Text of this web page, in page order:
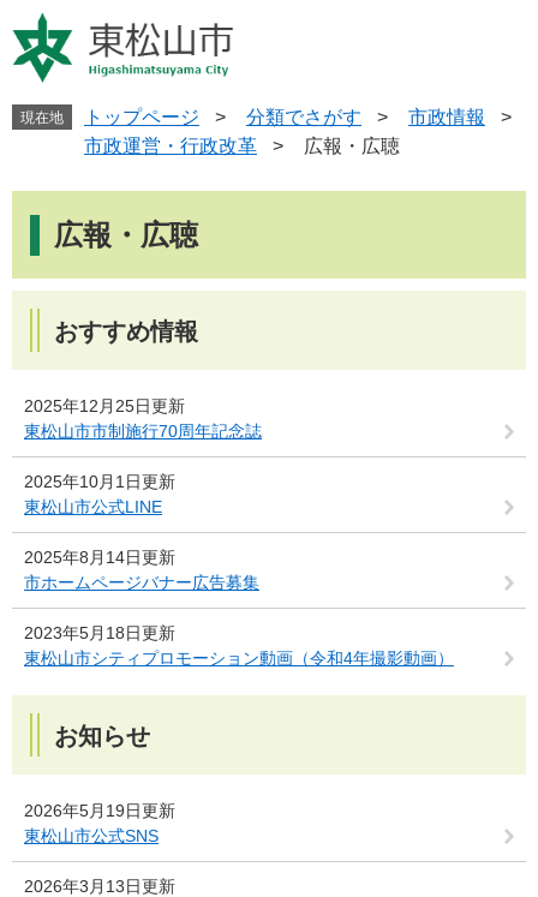
ー
ジ
す
ニ
ュ
し
へ
現在地 トップページ > 分類でさがす > 市政情報
>
市政運営・行政改革
> 広報・広聴
広報・広聴
おすすめ情報
2025年12月25日更新
東松山市市制施行70周年記念誌
2025年10月1日更新
東松山市公式LINE
2025年8月14日更新
市ホームページバナー広告募集
2023年5月18日更新
東松山市シティプロモーション動画（令和4年撮影動画）
お知らせ
2026年5月19日更新
東松山市公式SNS
2026年3月13日更新